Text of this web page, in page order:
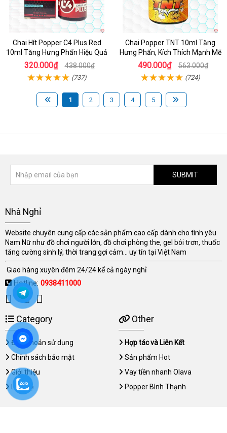
Chai Hít Popper C4 Plus Red
10ml Tăng Hưng Phấn Hiệu Quả
320.000₫ 438.000₫
(737)
Chai Popper TNT 10ml Tăng
Hưng Phấn, Kích Thích Mạnh Mẽ
490.000₫ 563.000₫
(724)
1 2 3 4 5
SUBMIT
Nhà Nghỉ
Website chuyên cung cấp các sản phẩm cao cấp dành cho tình yêu
Nam Nữ như đồ chơi người lớn, đồ chơi phòng the, gel bôi trơn, thuốc
tăng cường sinh lý, thời trang gợi cảm... uy tín tại Việt Nam
Giao hàng xuyên đêm 24/24 kể cả ngày nghỉ
Hotline: 0938411000
Category
Điều khoản sử dụng
Chính sách bảo mật
Giới thiệu
Liên hệ
Other
Hợp tác và Liên Kết
Sản phẩm Hot
Vay tiền nhanh Olava
Popper Bình Thạnh